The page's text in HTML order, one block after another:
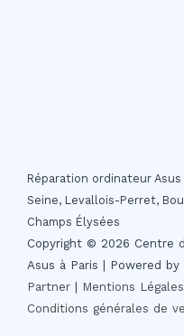
Réparation ordinateur
Seine, Levallois-Perret,
Champs Élysées
Copyright © 2026 Centre
Asus à Paris | Powered by
Partner | Mentions Légales
Conditions générales de